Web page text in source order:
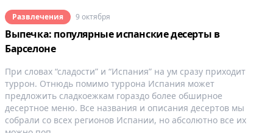
Развлечения 9 октября
Выпечка: популярные испанские десерты в
Барселоне
При словах “сладости” и “Испания” на ум сразу приходит
туррон. Отнюдь помимо туррона Испания может
предложить сладкоежкам гораздо более обширное
десертное меню. Все названия и описания десертов мы
собрали со всех регионов Испании, но абсолютно все их